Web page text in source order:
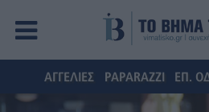
ΑΓΓΕΛΙΕΣ PAPARAZZI ΕΠ.